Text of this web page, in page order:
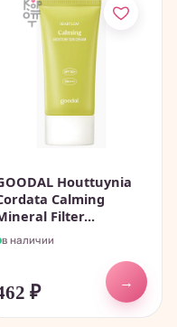
Houttuynia
Calming
Filter...
в наличии
₽
→